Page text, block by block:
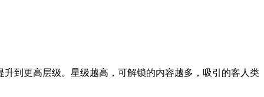
到更高层级。星级越高，可解锁的内容越多，吸引的客人类